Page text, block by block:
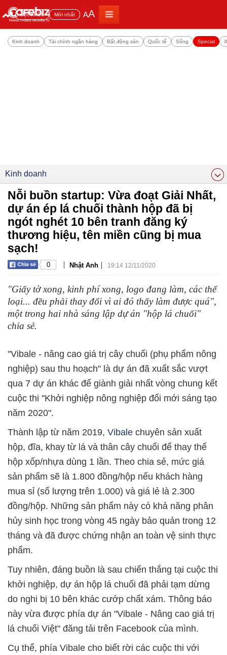
Đọc nhiều Mới nhất AA
Kinh doanh Tài chính ngân hàng Bất động sản Quốc tế Sống Special
Kinh doanh
Nỗi buồn startup: Vừa đoạt Giải Nhất,
dự án ép lá chuối thành hộp đã bị
ngót nghét 10 bên tranh đăng ký
thương hiệu, tên miền cũng bị mua
sạch!
0 | Nhật Anh | 19:14 12/11/2020
"Giấy tờ xong, kinh phí xong, logo đang làm, các thể
loại... đều phải thay đổi vì ai đó thấy làm được quá",
một trong hai nhà sáng lập dự án "hộp lá chuối"
chia sẻ.
"Vibale - nâng cao giá trị cây chuối (phụ phẩm nông
nghiệp) sau thu hoạch" là dự án đã xuất sắc vượt
qua 7 dự án khác để giành giải nhất vòng chung kết
cuộc thi "Khởi nghiệp nông nghiệp đổi mới sáng tạo
năm 2020".
Thành lập từ năm 2019, Vibale chuyên sản xuất
hộp, đĩa, khay từ lá và thân cây chuối để thay thế
hộp xốp/nhựa dùng 1 lần. Theo chia sẻ, mức giá
sản phẩm sẽ là 1.800 đồng/hộp nếu khách hàng
mua sỉ (số lượng trên 1.000) và giá lẻ là 2.300
đồng/hộp. Những sản phẩm này có khả năng phân
hủy sinh học trong vòng 45 ngày bảo quản trong 12
tháng và đã được chứng nhận an toàn vệ sinh thực
phẩm.
Tuy nhiên, đáng buồn là sau chiến thắng tại cuộc thi
khởi nghiệp, dự án hộp lá chuối đã phải tạm dừng
do nghi bị 10 bên khác cướp chất xám. Thông báo
này vừa được phía dự án "Vibale - Nâng cao giá trị
lá chuối Việt" đăng tải trên Facebook của mình.
Cụ thể, phía Vibale cho biết rời các cuộc thi với